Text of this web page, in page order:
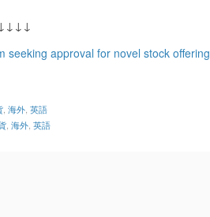
seeking approval for novel stock offering
海外 英語
海外 英語